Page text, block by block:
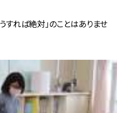
うすれば絶対」のことはありませ